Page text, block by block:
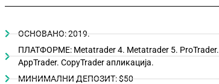
ОСНОВАНО: 2019.
ПЛАТФОРМЕ: Metatrader 4. Metatrader 5. ProTrader.
AppTrader. CopyTrader апликација.
МИНИМАЛНИ ДЕПОЗИТ: $50